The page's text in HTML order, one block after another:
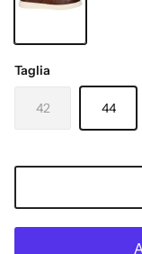
Taglia
42 44